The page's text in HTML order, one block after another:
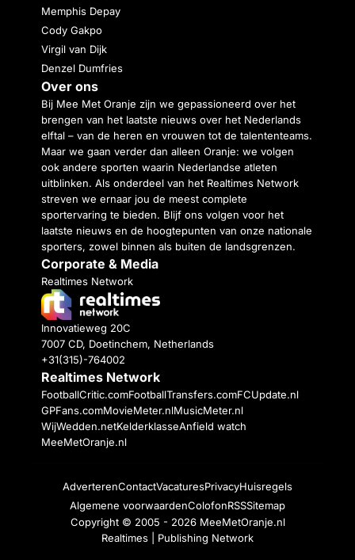
Memphis Depay
Cody Gakpo
Virgil van Dijk
Denzel Dumfries
Over ons
Bij Mee Met Oranje zijn we gepassioneerd over het
brengen van het laatste nieuws over het Nederlands
elftal – van de heren en vrouwen tot de talententeams.
Maar we gaan verder dan alleen Oranje: we volgen
ook andere sporten waarin Nederlandse atleten
uitblinken. Als onderdeel van het Realtimes Network
streven we ernaar jou de meest complete
sportervaring te bieden. Blijf ons volgen voor het
laatste nieuws en de hoogtepunten van onze nationale
sporters, zowel binnen als buiten de landsgrenzen.
Corporate & Media
Realtimes Network
Innovatieweg 20C
7007 CD, Doetinchem, Netherlands
+31(315)-764002
Realtimes Network
FootballCritic.comFootballTransfers.comFCUpdate.nl
GPFans.comMovieMeter.nlMusicMeter.nl
WijWedden.netKelderklasseAnfield watch
MeeMetOranje.nl
AdverterenContactVacaturesPrivacyHuisregels
Algemene voorwaardenColofonRSSSitemap
Copyright © 2005 - 2026 MeeMetOranje.nl
Realtimes | Publishing Network